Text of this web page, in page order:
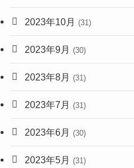
2023年10月 (31)
2023年9月 (30)
2023年8月 (31)
2023年7月 (31)
2023年6月 (30)
2023年5月 (31)